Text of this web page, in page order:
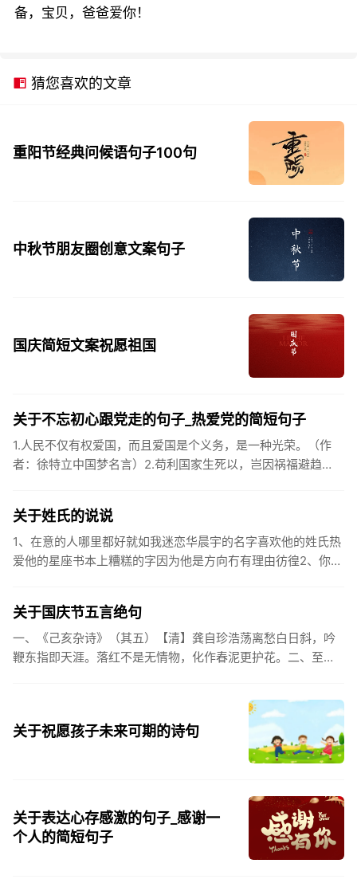
备，宝贝，爸爸爱你！
猜您喜欢的文章
重阳节经典问候语句子100句
中秋节朋友圈创意文案句子
国庆简短文案祝愿祖国
关于不忘初心跟党走的句子_热爱党的简短句子
1.人民不仅有权爱国，而且爱国是个义务，是一种光荣。（作
者：徐特立中国梦名言）2.苟利国家生死以，岂因祸福避趋
关于姓氏的说说
1、在意的人哪里都好就如我迷恋华晨宇的名字喜欢他的姓氏热
爱他的星座书本上糟糕的字因为他是方向冇有理由彷徨2、你的
关于国庆节五言绝句
一、《己亥杂诗》（其五）【清】龚自珍浩荡离愁白日斜，吟
鞭东指即天涯。落红不是无情物，化作春泥更护花。二、至今
关于祝愿孩子未来可期的诗句
关于表达心存感激的句子_感谢一
个人的简短句子